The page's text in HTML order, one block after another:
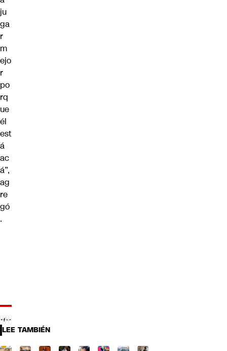
ju
ga
r
m
ejo
r
po
rq
ue
él
est
á
ac
á”,
ag
re
gó
.
LEE TAMBIÉN